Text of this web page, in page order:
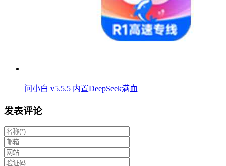
问小白 v5.5.5 内置DeepSeek满血
发表评论